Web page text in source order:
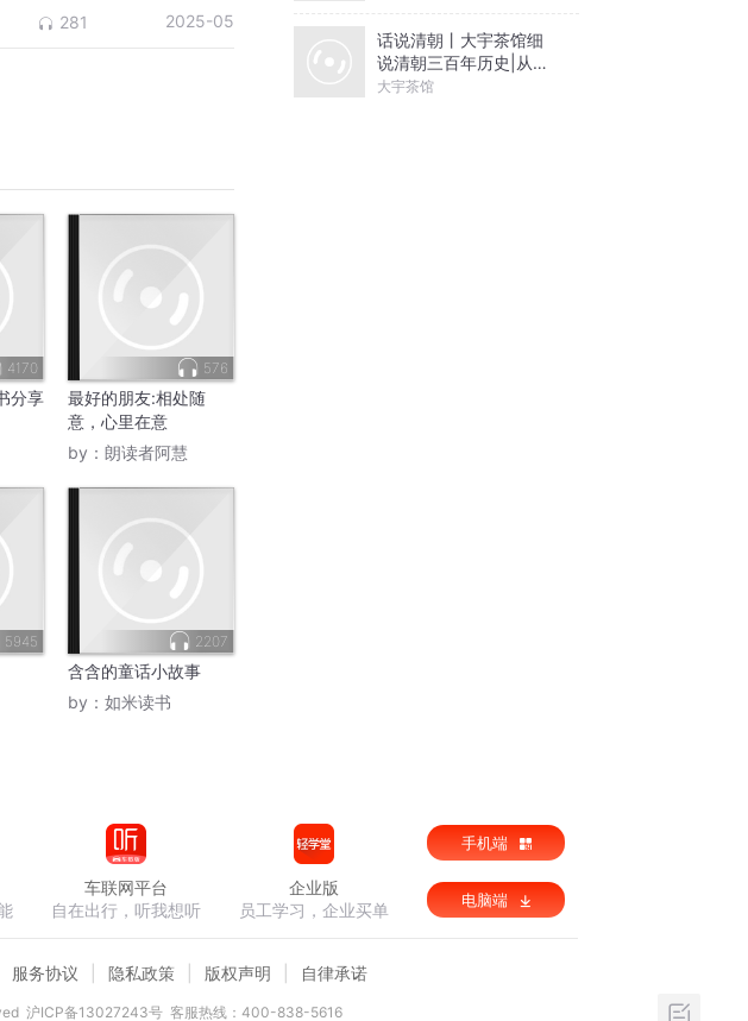
281 2025-05
4170
分享
576
最好的朋友:相处随
意，心里在意
by： 朗读者阿慧
5945 2207
含含的童话小故事
by： 如米读书
话说清朝丨大宇茶馆细
说清朝三百年历史|从努
尔哈赤到末代皇帝溥仪|
大宇茶馆
车联网平台
自在出行，听我想听
企业版
员工学习，企业买单
手机端
电脑端
服务协议 隐私政策 版权声明 自律承诺
沪ICP备13027243号 客服热线：400-838-5616